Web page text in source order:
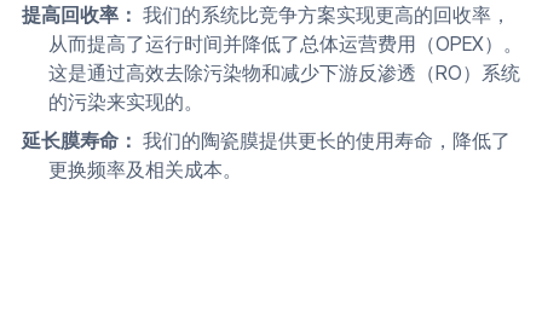
提高回收率： 我们的系统比竞争方案实现更高的回收率，
从而提高了运行时间并降低了总体运营费用（OPEX）。
这是通过高效去除污染物和减少下游反渗透（RO）系统
的污染来实现的。
延长膜寿命： 我们的陶瓷膜提供更长的使用寿命，降低了
更换频率及相关成本。